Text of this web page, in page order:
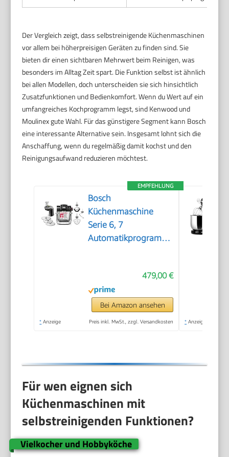
Der Vergleich zeigt, dass selbstreinigende Küchenmaschinen
vor allem bei höherpreisigen Geräten zu finden sind. Sie
bieten dir einen sichtbaren Mehrwert beim Reinigen, was
besonders im Alltag Zeit spart. Die Funktion selbst ist ähnlich
bei allen Modellen, doch unterscheiden sie sich hinsichtlich
Zusatzfunktionen und Bedienkomfort. Wenn du Wert auf ein
umfangreiches Kochprogramm legst, sind Kenwood und
Moulinex gute Wahl. Für das günstigere Segment kann Bosch
eine interessante Alternative sein. Insgesamt lohnt sich die
Anschaffung, wenn du regelmäßig damit kochst und den
Reinigungsaufwand reduzieren möchtest.
EMPFEHLUNG
Bosch
Küchenmaschine
Serie 6, 7
Automatikprogramme,
Durchlaufschnitzler,
Scheiben,
Knethaken/Rührbesen/Silikonbesen,
spülmaschinenfest,
479,00 €
Bei Amazon ansehen
* Anzeige Preis inkl. MwSt., zzgl. Versandkosten * Anzeige
Für wen eignen sich
Küchenmaschinen mit
selbstreinigenden Funktionen?
Vielkocher und Hobbyköche